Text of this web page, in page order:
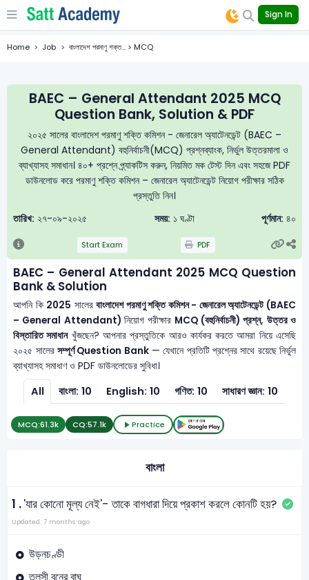
Sign In
Home Job বাংলাদেশ পরমাণু শক্ত... > MCQ
BAEC – General Attendant 2025 MCQ
Question Bank, Solution & PDF
২০২৫ সালের বাংলাদেশ পরমাণু শক্তি কমিশন - জেনারেল অ্যাটেনডেন্ট (BAEC –
General Attendant) বহুনির্বাচনী(MCQ) প্রশ্নব্যাংক, নির্ভুল উত্তরমালা ও
ব্যাখ্যাসহ সমাধান। ৪০+ প্রশ্নে প্র্যাকটিস করুন, নিয়মিত মক টেস্ট দিন এবং সহজে PDF
ডাউনলোড করে পরমাণু শক্তি কমিশন – জেনারেল অ্যাটেনডেন্ট নিয়োগ পরীক্ষার সঠিক
প্রস্তুতি নিন।
তারিখ: ২৭-০৯-২০২৫ সময়: ১ ঘণ্টা পূর্ণমান: ৪০
Start Exam PDF
BAEC – General Attendant 2025 MCQ Question
Bank & Solution
আপনি কি 2025 সালেরবাংলাদেশ পরমাণু শক্তি কমিশন - জেনারেল অ্যাটেনডেন্ট (BAEC
– General Attendant) নিয়োগ পরীক্ষার MCQ (বহুনির্বাচনী) প্রশ্ন, উত্তর ও
বিস্তারিত সমাধানখুঁজছেন? আপনার প্রস্তুতিকে আরও কার্যকর করতে আমরা নিয়ে এসেছি
২০২৫ সালের সম্পূর্ণ Question Bank— যেখানে প্রতিটি প্রশ্নের সাথে রয়েছে নির্ভুল
ব্যাখ্যাসহ সমাধাণ ও PDF ডাউনলোডের সুবিধা।
All বাংলা: 10 English: 10 গণিত: 10 সাধারণ জ্ঞান: 10
MCQ:61.3k CQ:57.1k Practice
বাংলা
1 .'যার কোনো মূল্য নেই'- তাকে বাগধারা দিয়ে প্রকাশ করলে কোনটি হয়?
Updated: 7 months ago
উড়নচণ্ডী